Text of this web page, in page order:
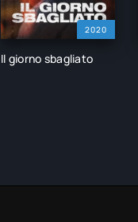
2020
Il giorno sbagliato